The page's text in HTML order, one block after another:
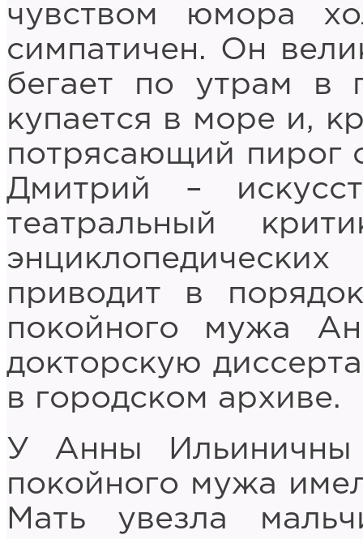
чувством юмора
симпатичен. Он
бегает по утрам в
купается в море и,
потрясающий пирог
Дмитрий –
театральный
приводит в
покойного мужа
докторскую
в городском архиве.
У Анны
покойного мужа
Мать увезла